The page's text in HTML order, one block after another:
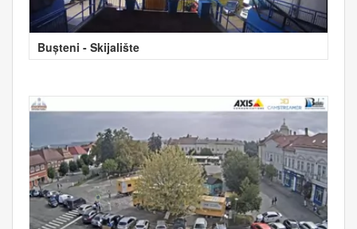
Bușteni - Skijalište